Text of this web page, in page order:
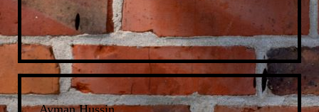
Ayman Hussin